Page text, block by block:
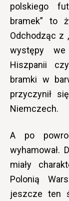
polskiego
bramek” to
Odchodząc z
występy we
Hiszpanii
bramki w
przyczynił
Niemczech.
A po
wyhamował.
miały
Polonią
jeszcze ten